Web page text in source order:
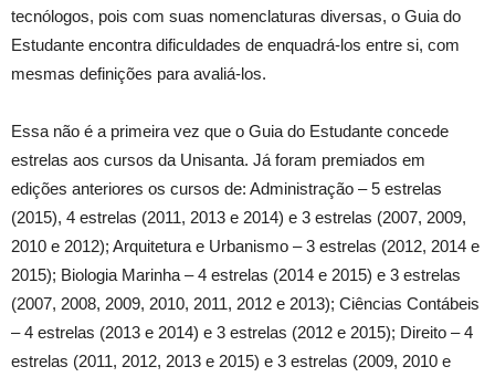
tecnólogos, pois com suas nomenclaturas diversas, o Guia do
Estudante encontra dificuldades de enquadrá-los entre si, com
mesmas definições para avaliá-los.
Essa não é a primeira vez que o Guia do Estudante concede
estrelas aos cursos da Unisanta. Já foram premiados em
edições anteriores os cursos de: Administração – 5 estrelas
(2015), 4 estrelas (2011, 2013 e 2014) e 3 estrelas (2007, 2009,
2010 e 2012); Arquitetura e Urbanismo – 3 estrelas (2012, 2014 e
2015); Biologia Marinha – 4 estrelas (2014 e 2015) e 3 estrelas
(2007, 2008, 2009, 2010, 2011, 2012 e 2013); Ciências Contábeis
– 4 estrelas (2013 e 2014) e 3 estrelas (2012 e 2015); Direito – 4
estrelas (2011, 2012, 2013 e 2015) e 3 estrelas (2009, 2010 e